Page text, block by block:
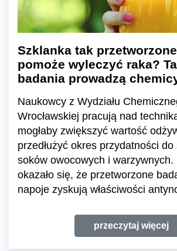
Szklanka tak
pomoże wyleczyć raka?
badania prowadzą
Naukowcy z Wydziału
Wrocławskiej pracują nad
mogłaby zwiększyć wartość
przedłużyć okres przydatności
soków owocowych i warzywnych.
okazało się, że przetworzone
napoje zyskują właściwości
przeczytaj więcej